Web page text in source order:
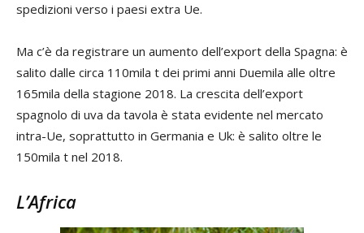
spedizioni verso i paesi extra Ue.
Ma c’è da registrare un aumento dell’export della Spagna: è
salito dalle circa 110mila t dei primi anni Duemila alle oltre
165mila della stagione 2018. La crescita dell’export
spagnolo di uva da tavola è stata evidente nel mercato
intra-Ue, soprattutto in Germania e Uk: è salito oltre le
150mila t nel 2018.
L’Africa